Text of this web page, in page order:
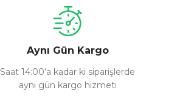
Aynı Gün Kargo
Saat 14:00’a kadar ki siparişlerde
aynı gün kargo hizmeti